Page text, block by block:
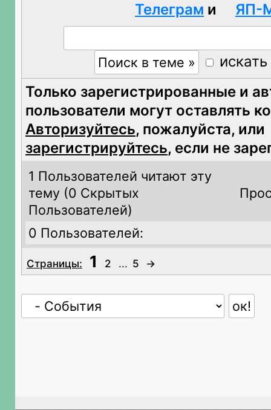
Телеграм и ЯП-
Только зарегистрированные и
пользователи могут оставлять
Авторизуйтесь, пожалуйста, или
зарегистрируйтесь, если не
1 Пользователей читают эту
тему (0 Скрытых
Пользователей)
0 Пользователей:
Страницы: 1 2 ... 5 →